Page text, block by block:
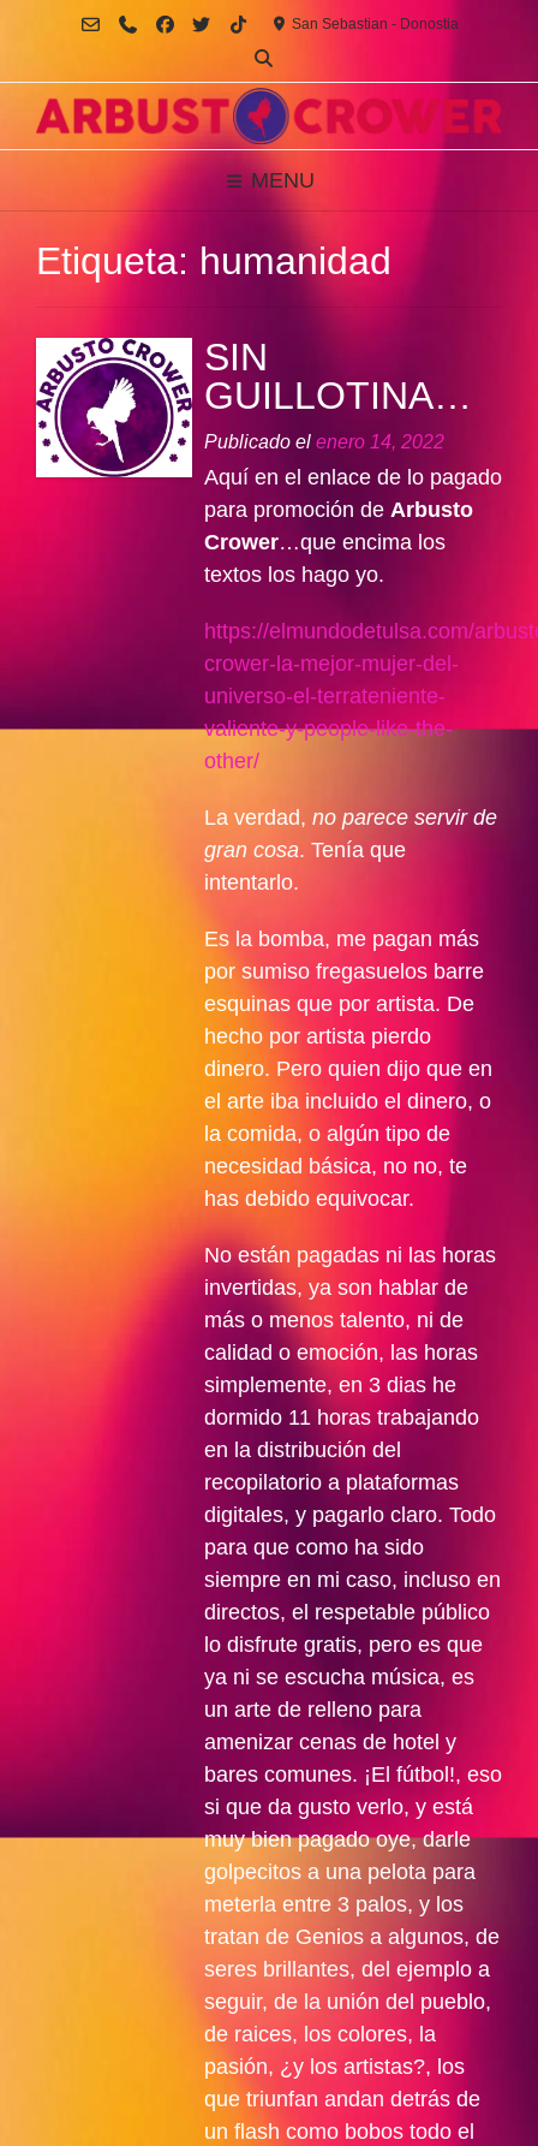
contenido
San Sebastian - Donostia
MENU
Etiqueta: humanidad
SIN
GUILLOTINA…
Publicado el enero 14, 2022
Aquí en el enlace de lo pagado
para promoción de Arbusto
Crower…que encima los
textos los hago yo.
https://elmundodetulsa.com/
crower-la-mejor-mujer-del-
universo-el-terrateniente-
valiente-y-people-like-the-
other/
La verdad, no parece servir de
gran cosa. Tenía que
intentarlo.
Es la bomba, me pagan más
por sumiso fregasuelos barre
esquinas que por artista. De
hecho por artista pierdo
dinero. Pero quien dijo que en
el arte iba incluido el dinero, o
la comida, o algún tipo de
necesidad básica, no no, te
has debido equivocar.
No están pagadas ni las horas
invertidas, ya son hablar de
más o menos talento, ni de
calidad o emoción, las horas
simplemente, en 3 dias he
dormido 11 horas trabajando
en la distribución del
recopilatorio a plataformas
digitales, y pagarlo claro. Todo
para que como ha sido
siempre en mi caso, incluso en
directos, el respetable público
lo disfrute gratis, pero es que
ya ni se escucha música, es
un arte de relleno para
amenizar cenas de hotel y
bares comunes. ¡El fútbol!, eso
si que da gusto verlo, y está
muy bien pagado oye, darle
golpecitos a una pelota para
meterla entre 3 palos, y los
tratan de Genios a algunos, de
seres brillantes, del ejemplo a
seguir, de la unión del pueblo,
de raices, los colores, la
pasión, ¿y los artistas?, los
que triunfan andan detrás de
un flash como bobos todo el